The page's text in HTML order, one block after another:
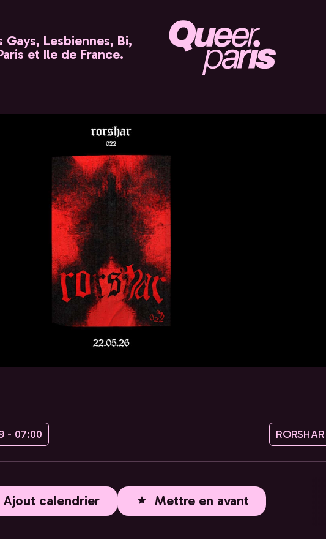
Lesbiennes, Bi,
et Ile de France.
- 07:00 RORSHAR
Ajout calendrier Mettre en avant